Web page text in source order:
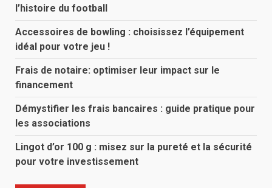
l’histoire du football
Accessoires de bowling : choisissez l’équipement
idéal pour votre jeu !
Frais de notaire: optimiser leur impact sur le
financement
Démystifier les frais bancaires : guide pratique pour
les associations
Lingot d’or 100 g : misez sur la pureté et la sécurité
pour votre investissement